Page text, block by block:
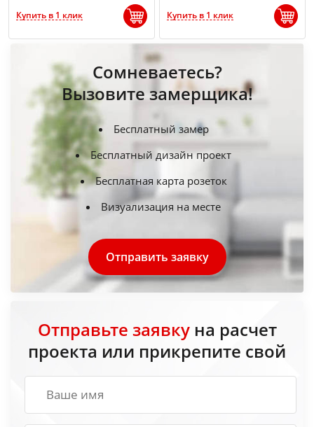
Купить в 1 клик Купить в 1 клик
Сомневаетесь?
Вызовите замерщика!
Бесплатный замер
Бесплатный дизайн проект
Бесплатная карта розеток
Визуализация на месте
Отправить заявку
Отправьте заявкуна расчет
проекта или прикрепите свой